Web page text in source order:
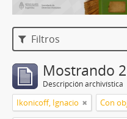
Filtros
Mostrando
Descripción archivística
Ikonicoff, Ignacio Con